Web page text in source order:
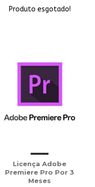
Produto esgotado!
Licença Adobe
Premiere Pro Por 3
Meses